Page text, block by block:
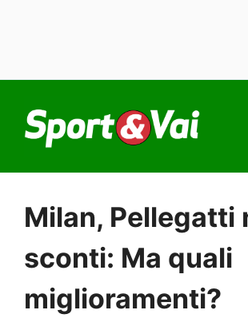
contenuto
Milan, Pellegatti
sconti: Ma quali
miglioramenti?